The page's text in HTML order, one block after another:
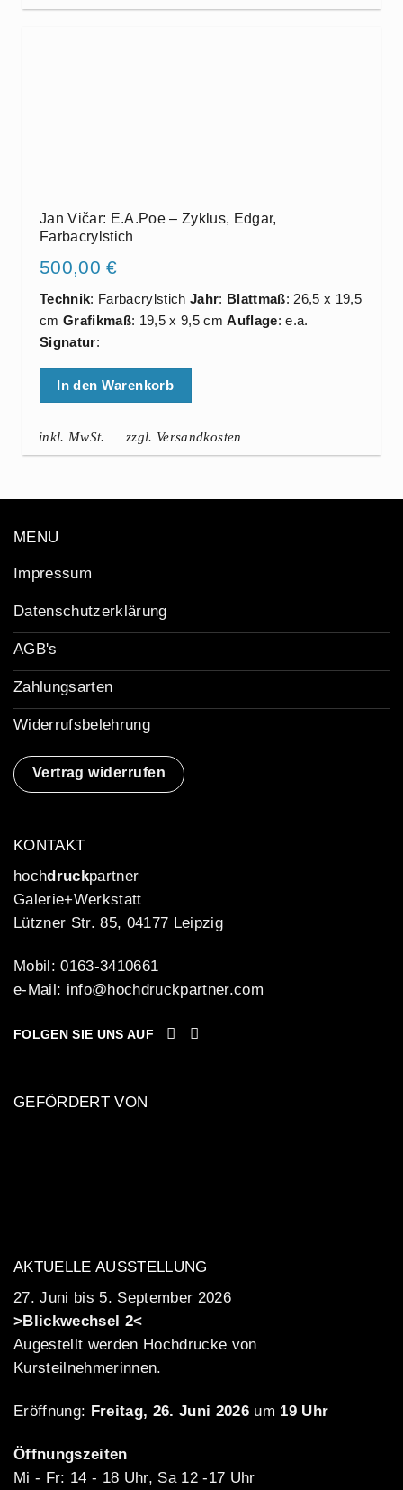
Jan Vičar: E.A.Poe – Zyklus, Edgar,
Farbacrylstich
500,00€
Technik: FarbacrylstichJahr: Blattmaß: 26,5 x 19,5
cm Grafikmaß: 19,5 x 9,5 cmAuflage: e.a.
Signatur:
In den Warenkorb
inkl. MwSt. zzgl. Versandkosten
KONTAKT
hochdruckpartner
Galerie+Werkstatt
Lützner Str. 85, 04177 Leipzig
Mobil: 0163-3410661
e-Mail: info@hochdruckpartner.com
FOLGEN SIE UNS AUF
GEFÖRDERT VON
AKTUELLE AUSSTELLUNG
27. Juni bis 5. September 2026
>Blickwechsel 2<
Augestellt werden Hochdrucke von
Kursteilnehmerinnen.
Eröffnung: Freitag, 26. Juni 2026 um 19 Uhr
Öffnungszeiten
Mi - Fr: 14 - 18 Uhr, Sa 12 -17 Uhr
MENU
Impressum
Datenschutzerklärung
AGB's
Zahlungsarten
Widerrufsbelehrung
Vertrag widerrufen